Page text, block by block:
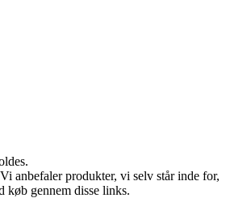
anbefaler produkter, vi selv står inde for,
køb gennem disse links.